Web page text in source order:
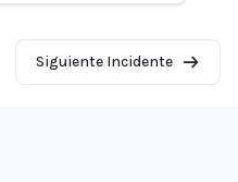
Siguiente Incidente